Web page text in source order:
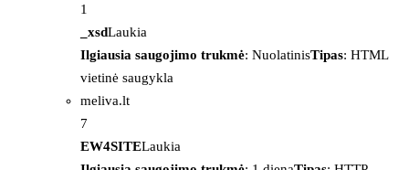
1
_xsdLaukia
Ilgiausia saugojimo trukmė: NuolatinisTipas: HTML
vietinė saugykla
meliva.lt
7
EW4SITELaukia